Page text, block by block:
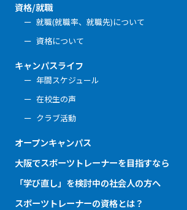
資格/就職
就職(就職率、就職先)について
資格について
キャンパスライフ
年間スケジュール
在校生の声
クラブ活動
オープンキャンパス
大阪でスポーツトレーナーを目指すなら
「学び直し」を検討中の社会人の方へ
スポーツトレーナーの資格とは？